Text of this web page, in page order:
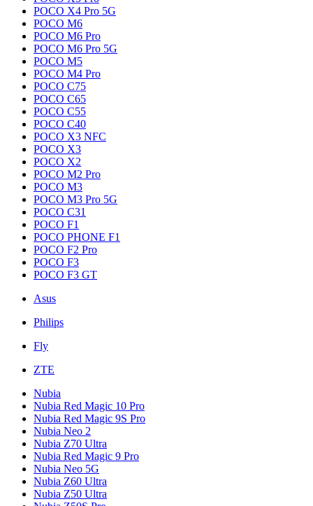
POCO X4 Pro 5G
POCO M6
POCO M6 Pro
POCO M6 Pro 5G
POCO M5
POCO M4 Pro
POCO C75
POCO C65
POCO C55
POCO C40
POCO X3 NFC
POCO X3
POCO X2
POCO M2 Pro
POCO M3
POCO M3 Pro 5G
POCO C31
POCO F1
POCO PHONE F1
POCO F2 Pro
POCO F3
POCO F3 GT
Asus
Philips
Fly
ZTE
Nubia
Nubia Red Magic 10 Pro
Nubia Red Magic 9S Pro
Nubia Neo 2
Nubia Z70 Ultra
Nubia Red Magic 9 Pro
Nubia Neo 5G
Nubia Z60 Ultra
Nubia Z50 Ultra